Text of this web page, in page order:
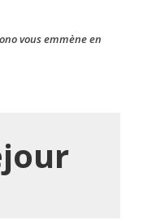
vous emmène en